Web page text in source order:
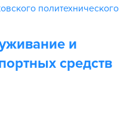
политехнического
и
средств